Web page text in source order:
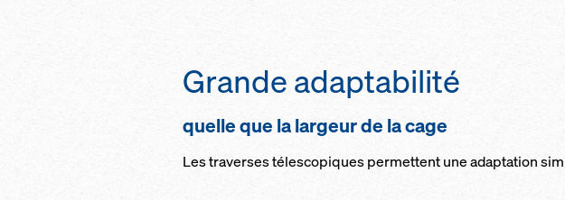
Grande adaptabilité
quelle que la largeur de la cage
Les traverses télescopiques permettent une adaptation